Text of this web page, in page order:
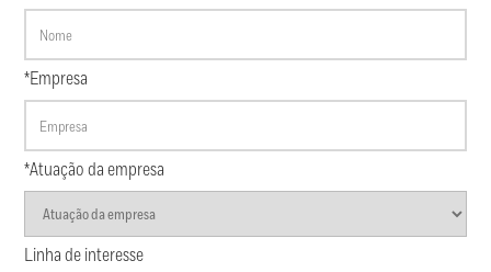
*Empresa
*Atuação da empresa
Linha de interesse